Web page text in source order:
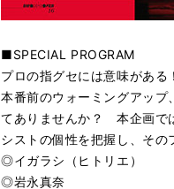
■SPECIAL PROGRAM
プロの指グセには意味があ
本番前のウォーミングアッ
てありませんか？ 本企画で
シストの個性を把握し、その
◎イガラシ（ヒトリエ）
◎岩永真奈